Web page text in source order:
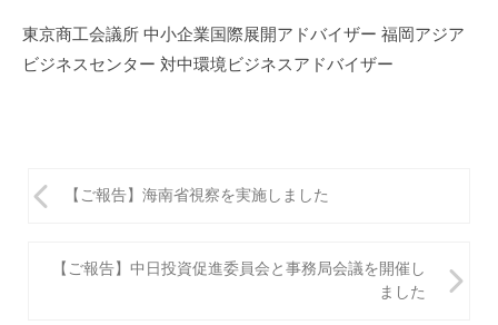
東京商工会議所 中小企業国際展開アドバイザー 福岡アジア
ビジネスセンター 対中環境ビジネスアドバイザー
投
【ご報告】海南省視察を実施しました
【ご報告】中日投資促進委員会と事務局会議を開催し
ました